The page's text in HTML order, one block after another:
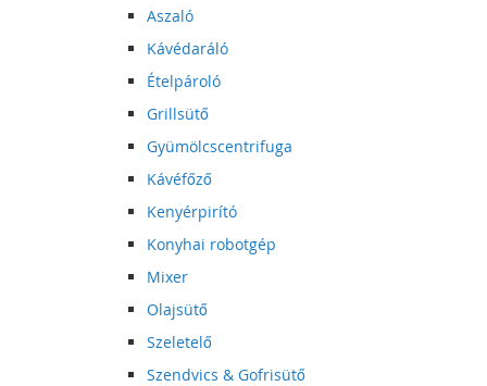
Aszaló
Kávédaráló
Ételpároló
Grillsütő
Gyümölcscentrifuga
Kávéfőző
Kenyérpirító
Konyhai robotgép
Mixer
Olajsütő
Szeletelő
Szendvics & Gofrisütő